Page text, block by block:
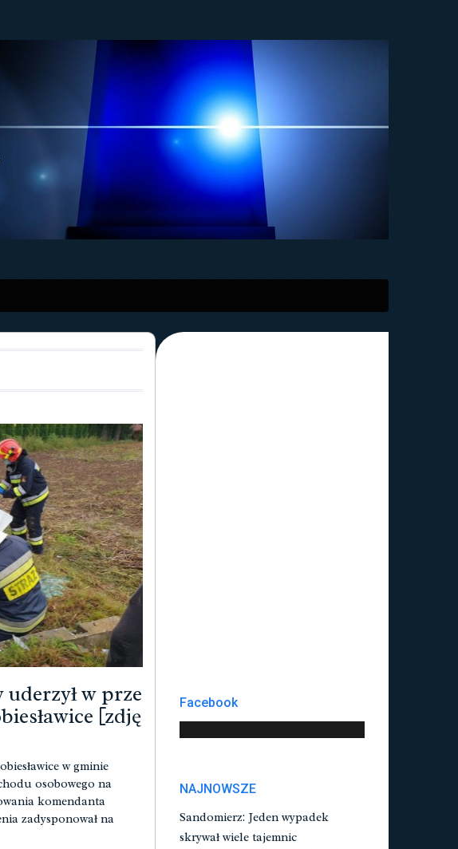
w prze
[zdję
w gminie
osobowego na
komendanta
zadysponował na
Facebook
NAJNOWSZE
Sandomierz: Jeden wypadek
skrywał wiele tajemnic